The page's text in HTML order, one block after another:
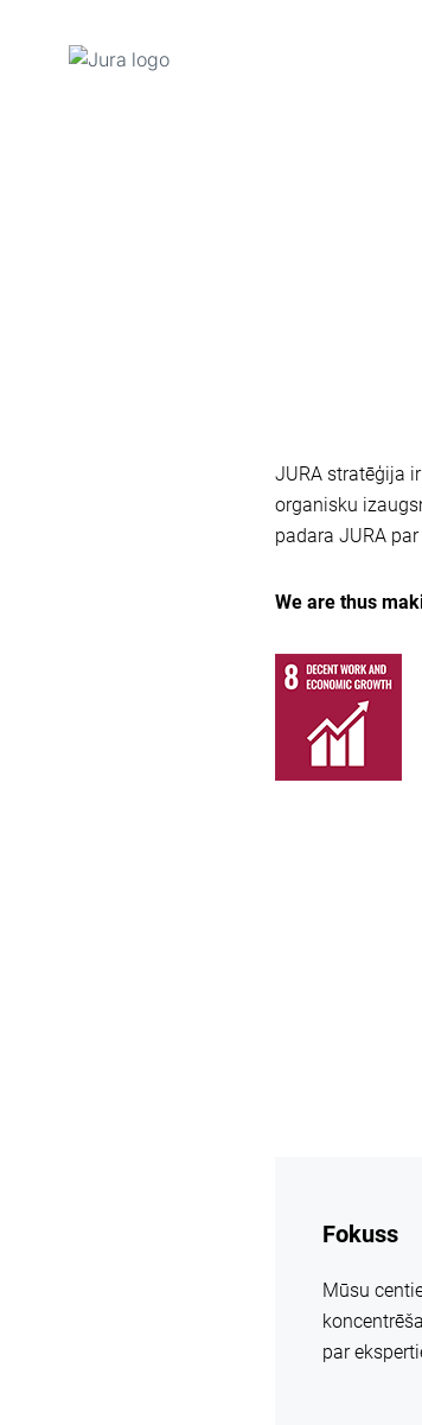
JURA stratēģija
organisku
padara JURA
We are thus
Fokuss
Mūsu
par